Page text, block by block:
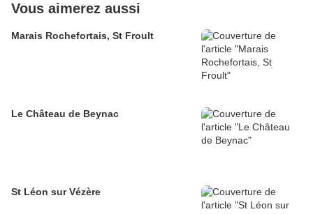
Vous aimerez aussi
Marais Rochefortais, St Froult
Le Château de Beynac
St Léon sur Vézère